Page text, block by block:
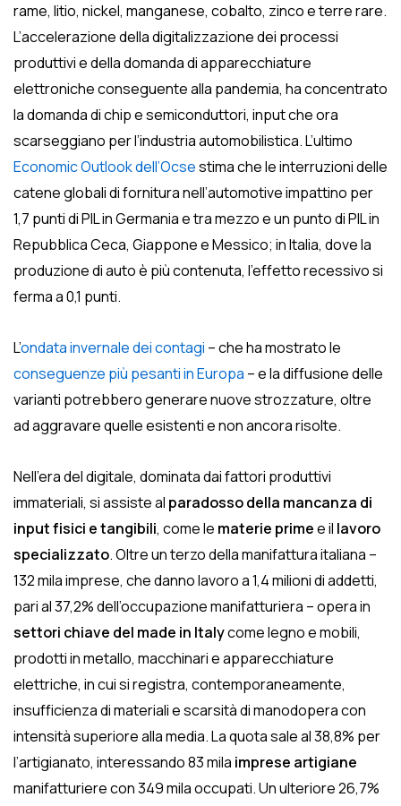
rame, litio, nickel, manganese, cobalto, zinco e terre rare.
L’accelerazione della digitalizzazione dei processi
produttivi e della domanda di apparecchiature
elettroniche conseguente alla pandemia, ha concentrato
la domanda di chip e semiconduttori, input che ora
scarseggiano per l’industria automobilistica. L’ultimo
Economic Outlook dell’Ocsestima che le interruzioni delle
catene globali di fornitura nell’automotive impattino per
1,7 punti di PIL in Germania e tra mezzo e un punto di PIL in
Repubblica Ceca, Giappone e Messico; in Italia, dove la
produzione di auto è più contenuta, l’effetto recessivo si
ferma a 0,1 punti.
L’ondata invernale dei contagi – che ha mostrato le
conseguenze più pesanti in Europa – e la diffusione delle
varianti potrebbero generare nuove strozzature, oltre
ad aggravare quelle esistenti e non ancora risolte.
Nell’era del digitale, dominata dai fattori produttivi
immateriali, si assiste al paradosso della mancanza di
input fisici e tangibili, come le materie primee il lavoro
specializzato. Oltre un terzo della manifattura italiana –
132 mila imprese, che danno lavoro a 1,4 milioni di addetti,
pari al 37,2% dell’occupazione manifatturiera – opera in
settori chiave del made in Italycome legno e mobili,
prodotti in metallo, macchinari e apparecchiature
elettriche, in cui si registra, contemporaneamente,
insufficienza di materiali e scarsità di manodopera con
intensità superiore alla media. La quota sale al 38,8% per
l’artigianato, interessando 83 mila imprese artigiane
manifatturiere con 349 mila occupati. Un ulteriore 26,7%